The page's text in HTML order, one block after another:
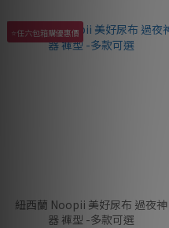
⭐任六包箱購優惠價
紐西蘭 Noopii 美好尿布 過夜神
器 褲型 -多款可選